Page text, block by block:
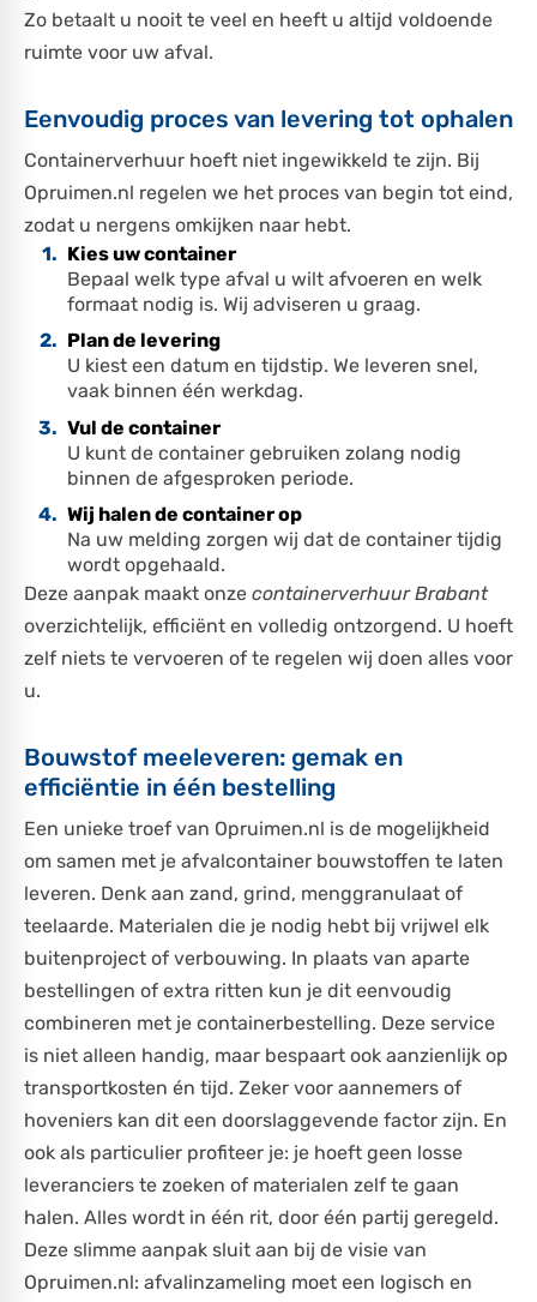
Zo betaalt u nooit te veel en heeft u altijd voldoende
ruimte voor uw afval.
Eenvoudig proces van levering tot ophalen
Containerverhuur hoeft niet ingewikkeld te zijn. Bij
Opruimen.nl regelen we het proces van begin tot eind,
zodat u nergens omkijken naar hebt.
Kies uw container
Bepaal welk type afval u wilt afvoeren en welk
formaat nodig is. Wij adviseren u graag.
Plan de levering
U kiest een datum en tijdstip. We leveren snel,
vaak binnen één werkdag.
Vul de container
U kunt de container gebruiken zolang nodig
binnen de afgesproken periode.
Wij halen de container op
Na uw melding zorgen wij dat de container tijdig
wordt opgehaald.
Deze aanpak maakt onze containerverhuur Brabant
overzichtelijk, efficiënt en volledig ontzorgend. U hoeft
zelf niets te vervoeren of te regelen wij doen alles voor
u.
Bouwstof meeleveren: gemak en
efficiëntie in één bestelling
Een unieke troef van Opruimen.nl is de mogelijkheid
om samen met je afvalcontainer bouwstoffen te laten
leveren. Denk aan zand, grind, menggranulaat of
teelaarde. Materialen die je nodig hebt bij vrijwel elk
buitenproject of verbouwing. In plaats van aparte
bestellingen of extra ritten kun je dit eenvoudig
combineren met je containerbestelling. Deze service
is niet alleen handig, maar bespaart ook aanzienlijk op
transportkosten én tijd. Zeker voor aannemers of
hoveniers kan dit een doorslaggevende factor zijn. En
ook als particulier profiteer je: je hoeft geen losse
leveranciers te zoeken of materialen zelf te gaan
halen. Alles wordt in één rit, door één partij geregeld.
Deze slimme aanpak sluit aan bij de visie van
Opruimen.nl: afvalinzameling moet een logisch en